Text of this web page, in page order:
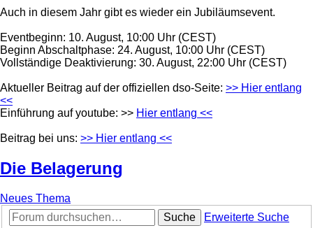
Auch in diesem Jahr gibt es wieder ein Jubiläumsevent.
Eventbeginn: 10. August, 10:00 Uhr (CEST)
Beginn Abschaltphase: 24. August, 10:00 Uhr (CEST)
Vollständige Deaktivierung: 30. August, 22:00 Uhr (CEST)
Aktueller Beitrag auf der offiziellen dso-Seite: >> Hier entlang
<<
Einführung auf youtube: >> Hier entlang <<
Beitrag bei uns: >> Hier entlang <<
Die Belagerung
Neues Thema
Suche
Erweiterte Suche